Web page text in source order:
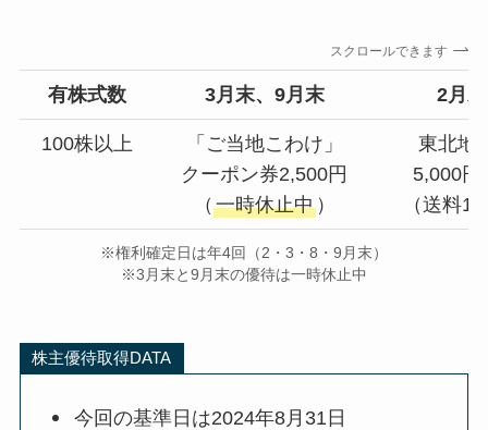
スクロールできます
有株式数 3月末、 9月末 2月
100株以上
「ご当地こわけ」
クーポン券2,500円
（ 一時休止中）
東北地
5,000円
（送料
※権利確定日は年4回（2・3・8・9月末）
※3月末と9月末の優待は一時休止中
株主優待取得DATA
今回の基準日は2024年8月31日